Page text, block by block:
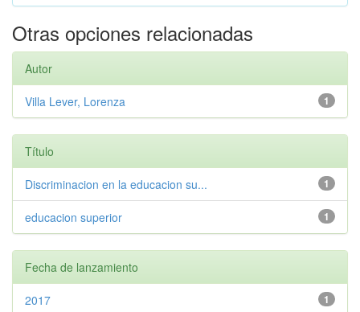
Otras opciones relacionadas
Autor
1
Villa Lever, Lorenza
Título
1
Discriminacion en la educacion su...
1
educacion superior
Fecha de lanzamiento
1
2017